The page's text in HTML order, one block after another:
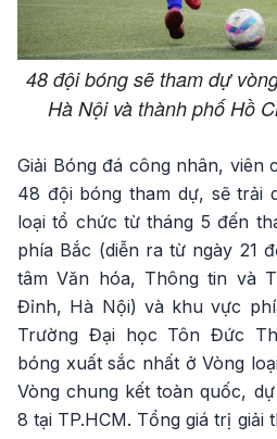
48 đội bóng sẽ tham dự
Hà Nội và thành phố Hồ
Giải Bóng đá công nhân, viên
48 đội bóng tham dự, sẽ trải
loại tổ chức từ tháng 5 đến
phía Bắc (diễn ra từ ngày 21
tâm Văn hóa, Thông tin và
Đỉnh, Hà Nội) và khu vực
Trường Đại học Tôn Đức
bóng xuất sắc nhất ở Vòng
Vòng chung kết toàn quốc,
8 tại TP.HCM. Tổng giá trị giải